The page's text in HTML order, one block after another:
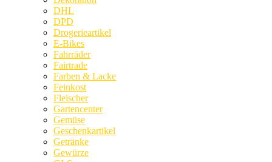
DHL
DPD
Drogerieartikel
E-Bikes
Fahrräder
Fairtrade
Farben & Lacke
Feinkost
Fleischer
Gartencenter
Gemüse
Geschenkartikel
Getränke
Gewürze